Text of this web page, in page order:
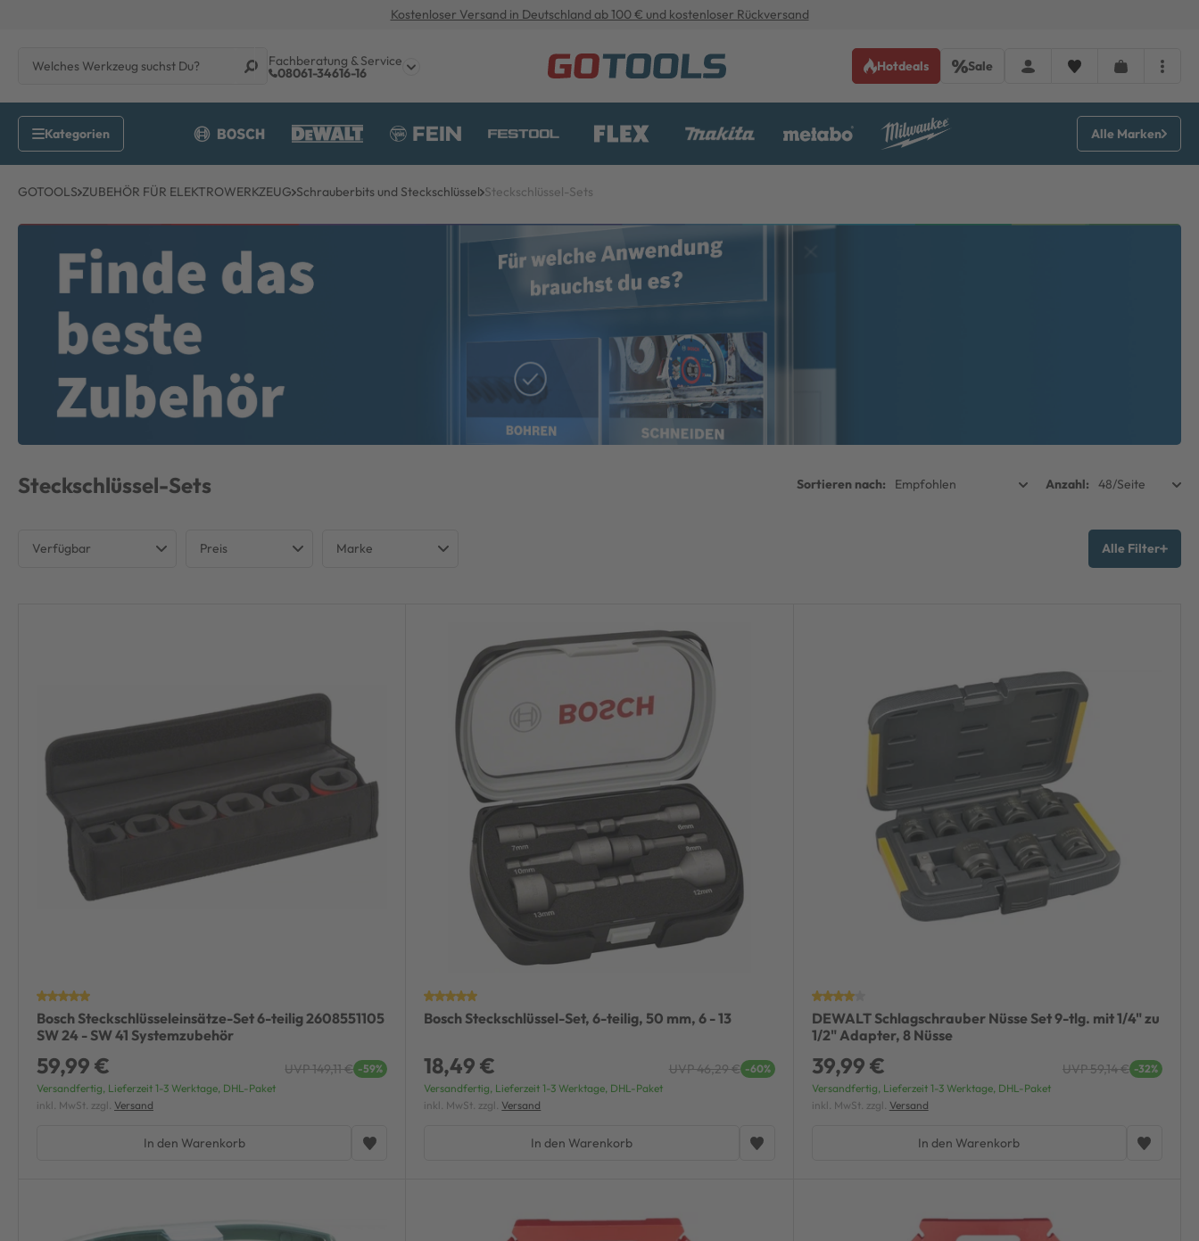
Kostenloser Versand in Deutschland ab 100 € und kostenloser Rückversand
Fachberatung & Service
08061-34616-16 Hotdeals Sale
Alle Marken
GOTOOLS ZUBEHÖR FÜR ELEKTROWERKZEUG Schrauberbits und Steckschlüssel Steckschlüssel-Sets
Steckschlüssel-Sets
Verfügbar Preis Marke
WIHA
Alle Filter
Bosch Steckschlüsseleinsätze-Set 6-teilig 2608551105
SW 24 - SW 41 Systemzubehör
59,99 € UVP 149,11 € -59%
Versandfertig, Lieferzeit 1-3 Werktage, DHL-Paket
inkl. MwSt. zzgl. Versand
In den Warenkorb
Bosch Steckschlüssel-Set, 6-teilig, 50 mm, 6 - 13
18,49 € UVP 46,29 € -60%
Versandfertig, Lieferzeit 1-3 Werktage, DHL-Paket
inkl. MwSt. zzgl. Versand
In den Warenkorb
DEWALT Schlagschrauber Nüsse Set 9-tlg. mit 1/4" zu
1/2" Adapter, 8 Nüsse
39,99 € UVP 59,14 € -32%
Versandfertig, Lieferzeit 1-3 Werktage, DHL-Paket
inkl. MwSt. zzgl. Versand
In den Warenkorb